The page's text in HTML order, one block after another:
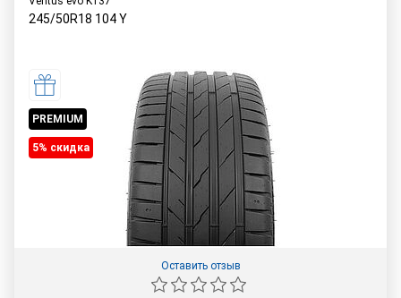
245/50R18 104Y
PREMIUM
5% cкидка
Оставить отзыв